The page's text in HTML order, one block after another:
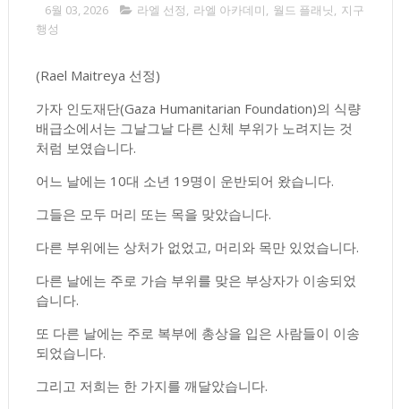
6월 03, 2026 라엘 선정, 라엘 아카데미, 월드 플래닛, 지구
행성
(Rael Maitreya 선정)
가자 인도재단(Gaza Humanitarian Foundation)의 식량
배급소에서는 그날그날 다른 신체 부위가 노려지는 것
처럼 보였습니다.
어느 날에는 10대 소년 19명이 운반되어 왔습니다.
그들은 모두 머리 또는 목을 맞았습니다.
다른 부위에는 상처가 없었고, 머리와 목만 있었습니다.
다른 날에는 주로 가슴 부위를 맞은 부상자가 이송되었
습니다.
또 다른 날에는 주로 복부에 총상을 입은 사람들이 이송
되었습니다.
그리고 저희는 한 가지를 깨달았습니다.